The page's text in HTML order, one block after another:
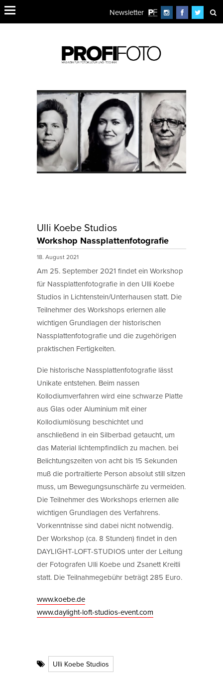
Newsletter
Ulli Koebe Studios
Workshop Nassplattenfotografie
18. August 2021
Am 25. September 2021 findet ein Workshop
für Nassplattenfotografie in den Ulli Koebe
Studios in Lichtenstein/Unterhausen statt. Die
Teilnehmer des Workshops erlernen alle
wichtigen Grundlagen der historischen
Nassplattenfotografie und die zugehörigen
praktischen Fertigkeiten.
Die historische Nassplattenfotografie lässt
Unikate entstehen. Beim nassen
Kollodiumverfahren wird eine schwarze Platte
aus Glas oder Aluminium mit einer
Kollodiumlösung beschichtet und
anschließend in ein Silberbad getaucht, um
das Material lichtempfindlich zu machen. bei
Belichtungszeiten von acht bis 15 Sekunden
muß die portraitierte Person absolut still sitzen
muss, um Bewegungsunschärfe zu vermeiden.
Die Teilnehmer des Workshops erlernen alle
wichtigen Grundlagen des Verfahrens.
Vorkenntnisse sind dabei nicht notwendig.
Der Workshop (ca. 8 Stunden) findet in den
DAYLIGHT-LOFT-STUDIOS unter der Leitung
der Fotografen Ulli Koebe und Zsanett Kreitli
statt. Die Teilnahmegebühr beträgt 285 Euro.
www.koebe.de
www.daylight-loft-studios-event.com
Ulli Koebe Studios